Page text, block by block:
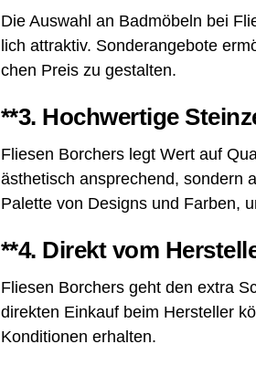
Die Aus­wahl an Bad­mö­beln bei
lich attrak­tiv. Son­der­an­ge­bo­te
chen Preis zu gestalten.
**3. Hoch­wer­ti­ge
Flie­sen Bor­chers legt Wert auf
ästhe­tisch anspre­chend, son­dern
Palet­te von Designs und Far­ben,
**4. Direkt vom
Flie­sen Bor­chers geht den extra
direk­ten Ein­kauf beim Her­stel­ler
Kon­di­tio­nen erhalten.